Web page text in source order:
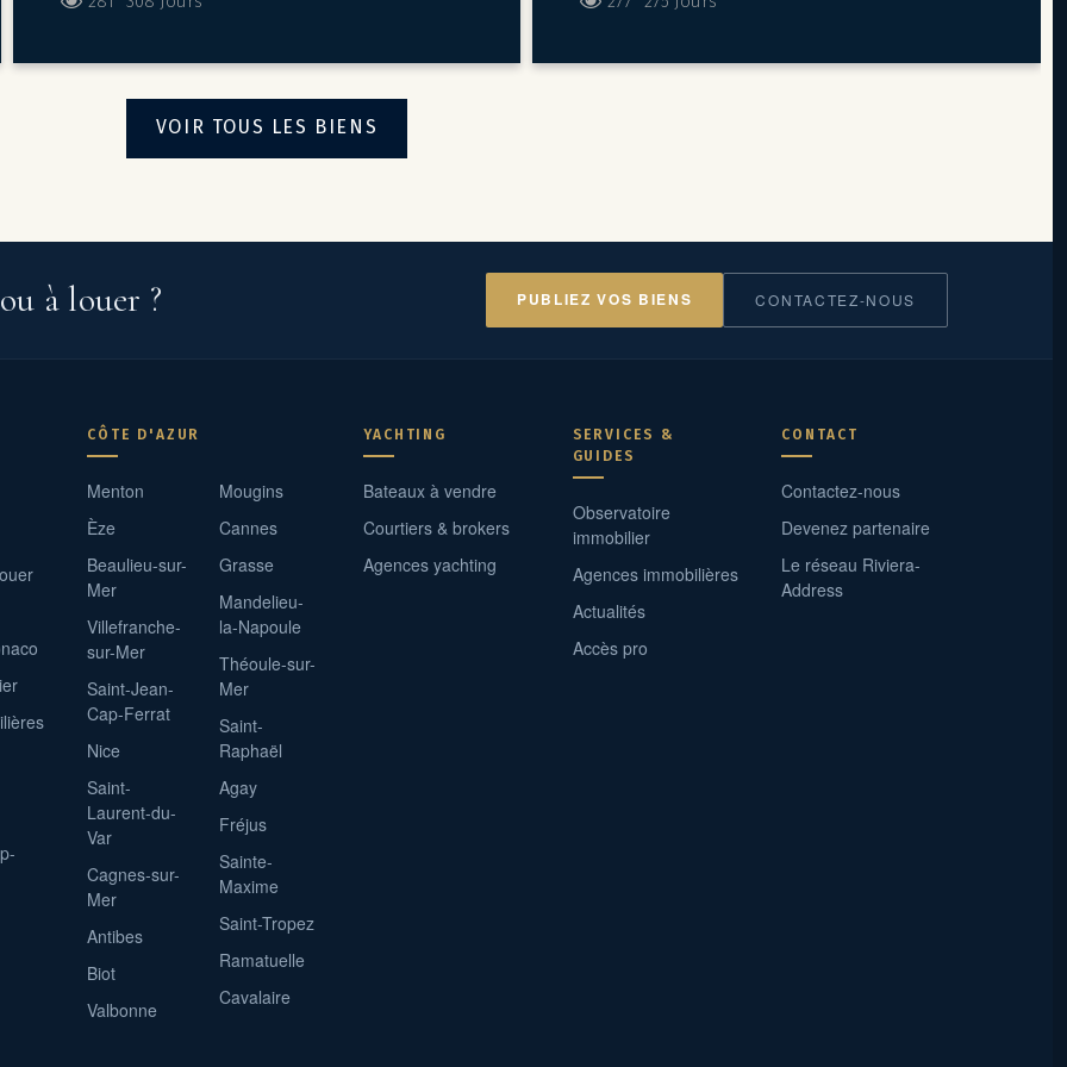
Bureau 32 m²(avec fenêtre)– 3 800,00 EUR HT/mois +
Coin thé/café/eau/snack
VOIR TOUS LES BIENS
ou à louer ? PUBLIEZ VOS BIENS CONTACTEZ-NOUS
CÔTE D'AZUR
Menton
Èze
Beaulieu-sur-
Mer
Villefranche-
sur-Mer
Saint-Jean-
Cap-Ferrat
Nice
Saint-
Laurent-du-
Var
Cagnes-sur-
Mer
Antibes
Biot
Valbonne
Mougins
Cannes
Grasse
Mandelieu-
la-Napoule
Théoule-sur-
Mer
Saint-
Raphaël
Agay
Fréjus
Sainte-
Maxime
Saint-Tropez
Ramatuelle
Cavalaire
YACHTING
Bateaux à vendre
Courtiers & brokers
Agences yachting
SERVICES &
GUIDES
Observatoire
immobilier
Agences immobilières
Actualités
Accès pro
CONTACT
Contactez-nous
Devenez partenaire
Le réseau Riviera-
Address